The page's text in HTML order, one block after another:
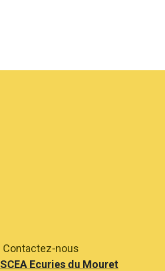
Contactez-nous
SCEA Ecuries du Mouret